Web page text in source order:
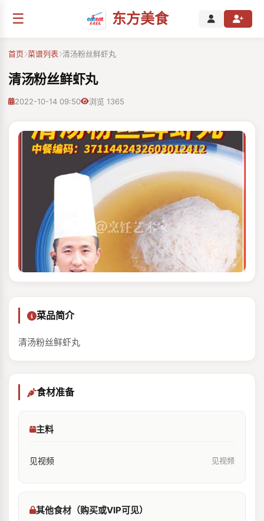
☰ 东方美食
首页 菜谱列表 清汤粉丝鲜虾丸
清汤粉丝鲜虾丸
2022-10-14 09:50 浏览 1365
菜品简介
清汤粉丝鲜虾丸
食材准备
主料
见视频 见视频
其他食材（购买或VIP可见）